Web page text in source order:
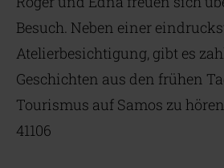
Besuch. Neben einer
Atelierbesichtigung, gibt es
Geschichten aus den frühen
Tourismus auf Samos zu
41106